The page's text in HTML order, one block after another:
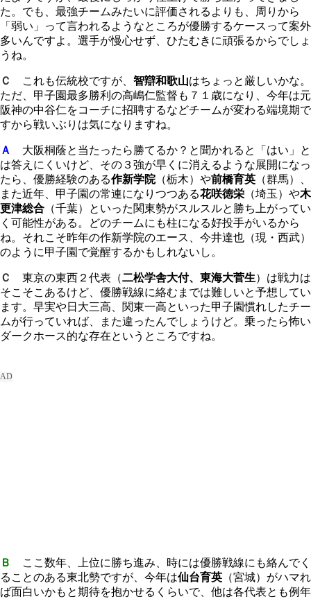
た。でも、最強チームみたいに評価されるよりも、周りから
「弱い」って言われるようなところが優勝するケースって案外
多いんですよ。選手が慢心せず、ひたむきに頑張るからでしょ
うね。
Ｃ これも伝統校ですが、 智辯和歌山はちょっと厳しいかな。
ただ、甲子園最多勝利の高嶋仁監督も７１歳になり、今年は元
阪神の中谷仁をコーチに招聘するなどチームが変わる端境期で
すから戦いぶりは気になりますね。
Ａ
大阪桐蔭と当たったら勝てるか？と聞かれると「はい」と
は答えにくいけど、その３強が早くに消えるような展開になっ
たら、優勝経験のある作新学院（栃木）や前橋育英 （群馬）、
また近年、甲子園の常連になりつつある花咲徳栄 （埼玉）や木
更津総合 （千葉）といった関東勢がスルスルと勝ち上がってい
く可能性がある。どのチームにも柱になる好投手がいるから
ね。それこそ昨年の作新学院のエース、今井達也（現・西武）
のように甲子園で覚醒するかもしれないし。
Ｃ 東京の東西２代表（二松学舎大付、東海大菅生）は戦力は
そこそこあるけど、優勝戦線に絡むまでは難しいと予想してい
ます。早実や日大三高、関東一高といった甲子園慣れしたチー
ムが行っていれば、また違ったんでしょうけど。乗ったら怖い
ダークホース的な存在というところですね。
Ｂ
ここ数年、上位に勝ち進み、時には優勝戦線にも絡んでく
ることのある東北勢ですが、今年は仙台育英 （宮城）がハマれ
ば面白いかもと期待を抱かせるくらいで、他は各代表とも例年